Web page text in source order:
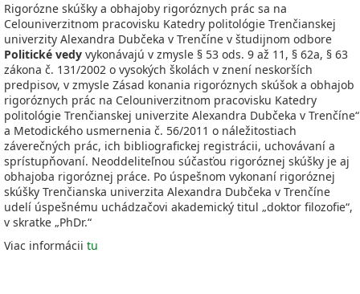
Rigorózne skúšky a obhajoby rigoróznych prác sa na
Celouniverzitnom pracovisku Katedry politológie Trenčianskej
univerzity Alexandra Dubčeka v Trenčíne v študijnom odbore
Politické vedy vykonávajú v zmysle § 53 ods. 9 až 11, § 62a, § 63
zákona č. 131/2002 o vysokých školách v znení neskorších
predpisov, v zmysle Zásad konania rigoróznych skúšok a obhajob
rigoróznych prác na Celouniverzitnom pracovisku Katedry
politológie Trenčianskej univerzite Alexandra Dubčeka v Trenčíne“
a Metodického usmernenia č. 56/2011 o náležitostiach
záverečných prác, ich bibliografickej registrácii, uchovávaní a
sprístupňovaní. Neoddeliteľnou súčasťou rigoróznej skúšky je aj
obhajoba rigoróznej práce. Po úspešnom vykonaní rigoróznej
skúšky Trenčianska univerzita Alexandra Dubčeka v Trenčíne
udelí úspešnému uchádzačovi akademický titul „doktor filozofie“,
v skratke „PhDr.“
Viac informácii tu